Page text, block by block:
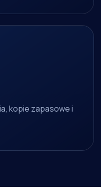
kopie zapasowe i